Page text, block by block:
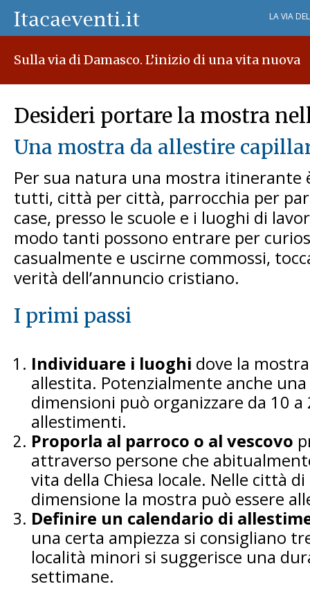
LA VIA
Sulla via di Damasco. L’inizio di una vita nuova
Desideri portare la mostra
Una mostra da allestire
Per sua natura una mostra itinerante
tutti, città per città, parrocchia per
case, presso le scuole e i luoghi di
modo tanti possono entrare per
casualmente e uscirne commossi,
verità dell’annuncio cristiano.
I primi passi
Individuare i luoghi dove la
allestita. Potenzialmente anche una
dimensioni può organizzare da 10 a
allestimenti.
Proporla al parroco o al vescovo
attraverso persone che
vita della Chiesa locale. Nelle città
dimensione la mostra può essere
Definire un calendario di
una certa ampiezza si consigliano
località minori si suggerisce una
settimane.